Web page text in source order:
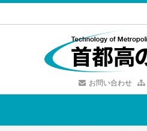
お問い合わせ